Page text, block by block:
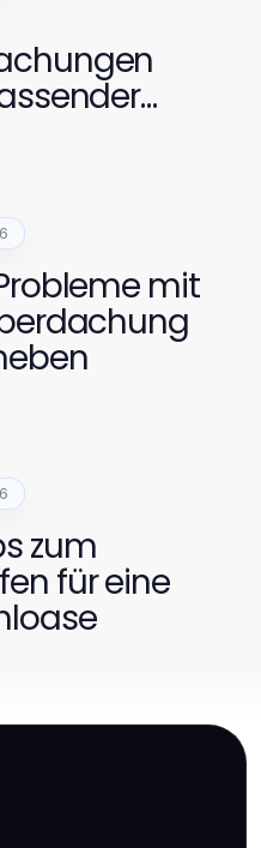
mit
zum
für eine